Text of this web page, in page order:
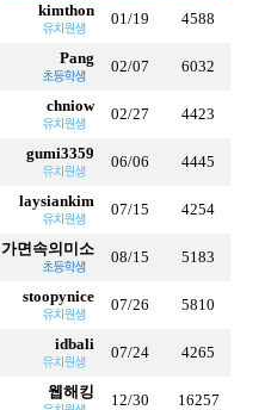
kimthon 01/19 4588
Pang 02/07 6032
chniow 02/27 4423
gumi3359 06/06 4445
laysiankim 07/15 4254
가면속의미소 08/15 5183
stoopynice 07/26 5810
idbali 07/24 4265
웹해킹 12/30 16257